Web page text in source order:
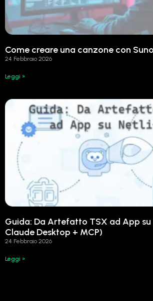
Come creare una canzone con Suno
24 Febbraio 2026
Leggi »
Guida: Da Artefatto TSX ad App
Claude Desktop + MCP)
24 Febbraio 2026
Leggi »